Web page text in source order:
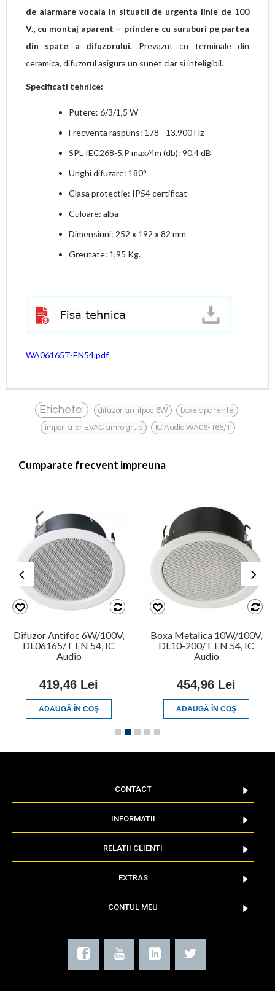
de alarmare vocala in situatii de urgenta linie de 100
V., cu montaj aparent – prindere cu suruburi pe partea
din spate a difuzorului. Prevazut cu terminale din
ceramica, difuzorul asigura un sunet clar si inteligibil.
Specificati tehnice:
Putere: 6/3/1,5 W
Frecventa raspuns: 178 - 13.900 Hz
SPL IEC268-5,P max/4m (db): 90,4 dB
Unghi difuzare: 180°
Clasa protectie: IP54 certificat
Culoare: alba
Dimensiuni: 252 x 192 x 82 mm
Greutate: 1,95 Kg.
WA06165T-EN54.pdf
Etichete: difuzor antifpoc 6W boxe aparente
importator EVAC amro grup , IC Audio WA06-165/T
Cumparate frecvent impreuna
Difuzor Antifoc 6W/100V,
DL06165/T EN 54, IC
Audio
419,46 Lei
ADAUGĂ ÎN COŞ
Boxa Metalica 10W/100V,
DL10-200/T EN 54, IC
Audio
454,96 Lei
ADAUGĂ ÎN COŞ
CONTACT
INFORMATII
RELATII CLIENTI
EXTRAS
CONTUL MEU